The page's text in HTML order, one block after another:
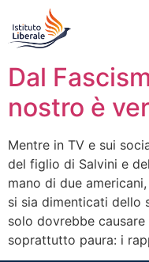
Dal
nostro è
Mentre in TV e sui
del figlio di Salvini e
mano di due
si sia dimenticati dello
solo dovrebbe
soprattutto paura: i